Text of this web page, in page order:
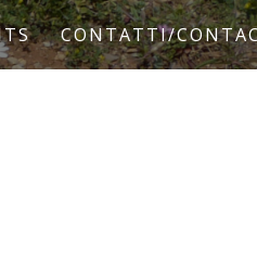
CONTATTI/